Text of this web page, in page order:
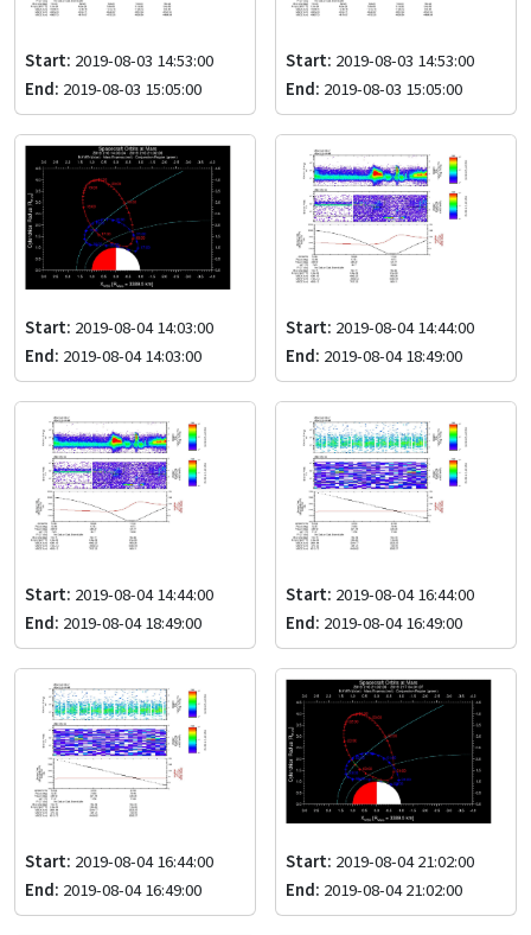
Start: 2019-08-03 14:53:00
End: 2019-08-03 15:05:00
Start: 2019-08-03 14:53:00
End: 2019-08-03 15:05:00
Start: 2019-08-04 14:03:00
End: 2019-08-04 14:03:00
Start: 2019-08-04 14:44:00
End: 2019-08-04 18:49:00
Start: 2019-08-04 14:44:00
End: 2019-08-04 18:49:00
Start: 2019-08-04 16:44:00
End: 2019-08-04 16:49:00
Start: 2019-08-04 16:44:00
End: 2019-08-04 16:49:00
Start: 2019-08-04 21:02:00
End: 2019-08-04 21:02:00